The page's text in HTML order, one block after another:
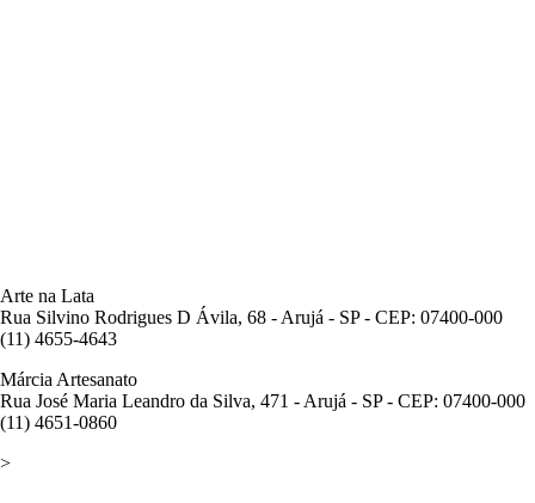
Arte na Lata
Rua Silvino Rodrigues D Ávila, 68 - Arujá - SP - CEP: 07400-000
(11) 4655-4643
Márcia Artesanato
Rua José Maria Leandro da Silva, 471 - Arujá - SP - CEP: 07400-000
(11) 4651-0860
>